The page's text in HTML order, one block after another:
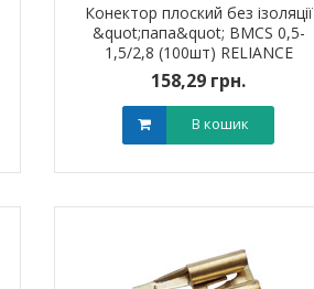
обл)
799,00 грн.
Конектор плоский без ізоляції
&quot;папа&quot; BMCS 0,5-
1,5/2,8 (100шт) RELIANCE
158,29 грн.
В кошик